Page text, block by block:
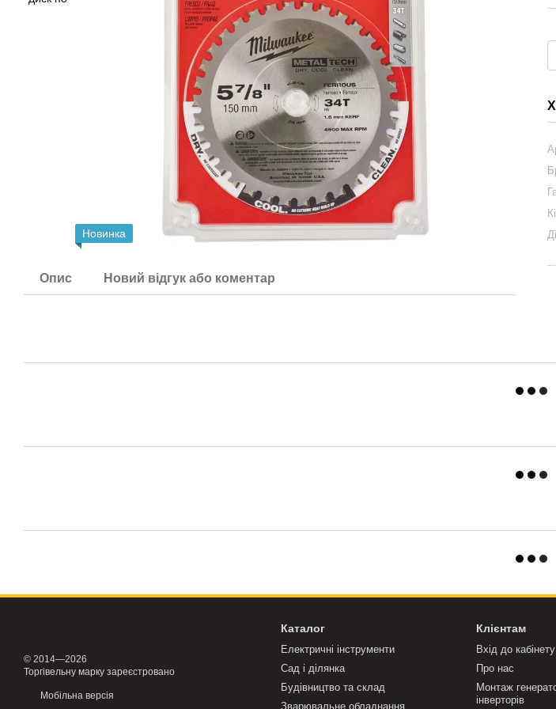
Новинка
Опис Новий відгук або коментар
© 2014—2026
Торгівельну марку зареєстровано
Мобільна версія
Каталог
Електричні інструменти
Сад і ділянка
Будівництво та склад
Зварювальне обладнання
Клієнтам
Вхід до кабінету
Про нас
Монтаж
інверторів